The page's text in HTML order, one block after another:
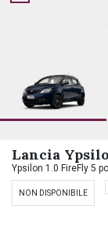
Lancia
Ypsilon 1.0 FireFly 5
NON DISPONIBILE
VALUTA E VENDI